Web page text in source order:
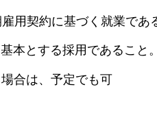
用契約に基づく就業であ
本とする採用であること
合は、予定でも可